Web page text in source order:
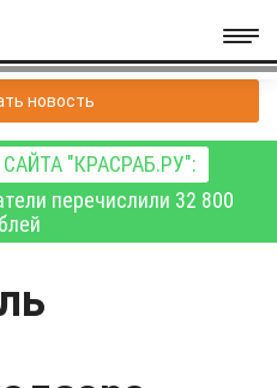
новость
"КРАСРАБ.РУ":
перечислили 32 800